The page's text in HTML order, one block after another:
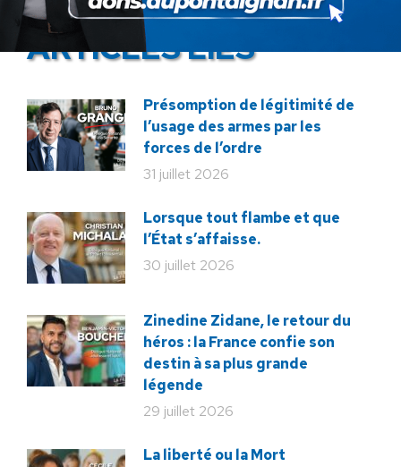
ARTICLES LIÉS
Présomption de légitimité de
l’usage des armes par les
forces de l’ordre
31 juillet 2026
Lorsque tout flambe et que
l’État s’affaisse.
30 juillet 2026
Zinedine Zidane, le retour du
héros : la France confie son
destin à sa plus grande
légende
29 juillet 2026
La liberté ou la Mort